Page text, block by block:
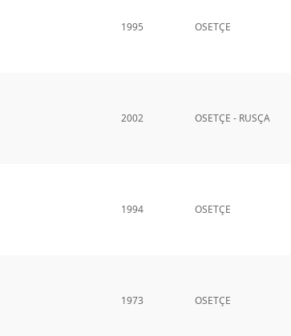
1995 OSETÇE
2002 OSETÇE - RUSÇA
1994 OSETÇE
1973 OSETÇE